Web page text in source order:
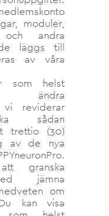
moduler,
och andra
läggs till
av våra
som helst
ändra
vi ​​reviderar
sådan
trettio (30)
av de nya
granska
jämna
om
kan visa